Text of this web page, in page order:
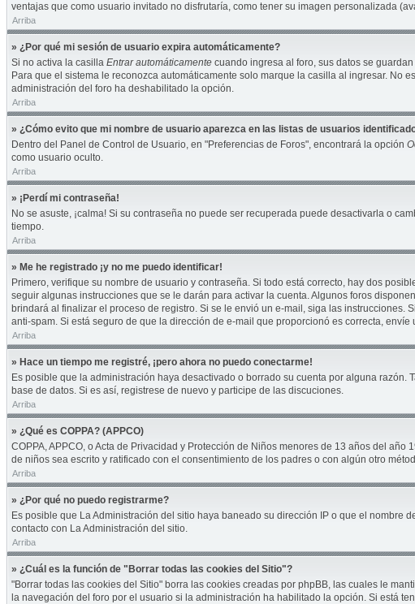
ventajas que como usuario invitado no disfrutaría, como tener su imagen personalizada
Arriba
» ¿Por qué mi sesión de usuario expira automáticamente?
Si no activa la casilla Entrar automáticamente cuando ingresa al foro, sus datos se
Para que el sistema le reconozca automáticamente solo marque la casilla al ingresar. No
administración del foro ha deshabilitado la opción.
Arriba
» ¿Cómo evito que mi nombre de usuario aparezca en las listas de usuarios
Dentro del Panel de Control de Usuario, en "Preferencias de Foros", encontrará la opción
como usuario oculto.
Arriba
» ¡Perdí mi contraseña!
No se asuste, ¡calma! Si su contraseña no puede ser recuperada puede desactivarla o
tiempo.
Arriba
» Me he registrado ¡y no me puedo identificar!
Primero, verifique su nombre de usuario y contraseña. Si todo está correcto, hay dos
seguir algunas instrucciones que se le darán para activar la cuenta. Algunos foros
brindará al finalizar el proceso de registro. Si se le envió un e-mail, siga las
anti-spam. Si está seguro de que la dirección de e-mail que proporcionó es correcta, envíe
Arriba
» Hace un tiempo me registré, ¡pero ahora no puedo conectarme!
Es posible que la administración haya desactivado o borrado su cuenta por alguna
base de datos. Si es así, registrese de nuevo y participe de las discuciones.
Arriba
» ¿Qué es COPPA? (APPCO)
COPPA, APPCO, o Acta de Privacidad y Protección de Niños menores de 13 años del
de niños sea escrito y ratificado con el consentimiento de los padres o con algún otro
Arriba
» ¿Por qué no puedo registrarme?
Es posible que La Administración del sitio haya baneado su dirección IP o que el
contacto con La Administración del sitio.
Arriba
» ¿Cuál es la función de "Borrar todas las cookies del Sitio"?
"Borrar todas las cookies del Sitio" borra las cookies creadas por phpBB, las cuales le
la navegación del foro por el usuario si la administración ha habilitado la opción. Si está